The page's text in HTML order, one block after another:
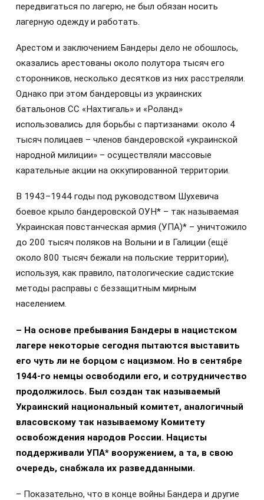
передвигаться по лагерю, не был обязан носить
лагерную одежду и работать.
Арестом и заключением Бандеры дело не обошлось,
оказались арестованы около полутора тысяч его
сторонников, несколько десятков из них расстреляли.
Однако при этом бандеровцы из украинских
батальонов СС «Нахтигаль» и «Роланд»
использовались для борьбы с партизанами: около 4
тысяч полицаев – членов бандеровской «украинской
народной милиции» – осуществляли массовые
карательные акции на оккупированной территории.
В 1943–1944 годы под руководством Шухевича
боевое крыло бандеровской ОУН* – так называемая
Украинская повстанческая армия (УПА)* – уничтожило
до 200 тысяч поляков на Волыни и в Галиции (ещё
около 800 тысяч бежали на польские территории),
используя, как правило, патологические садистские
методы расправы с беззащитным мирным
населением.
– На основе пребывания Бандеры в нацистском
лагере некоторые сегодня пытаются выставить
его чуть ли не борцом с нацизмом. Но в сентябре
1944-го немцы освободили его, и сотрудничество
продолжилось. Был создан так называемый
Украинский национальный комитет, аналогичный
власовскому так называемому Комитету
освобождения народов России. Нацисты
поддерживали УПА* вооружением, а та, в свою
очередь, снабжала их разведданными.
– Показательно, что в конце войны Бандера и другие